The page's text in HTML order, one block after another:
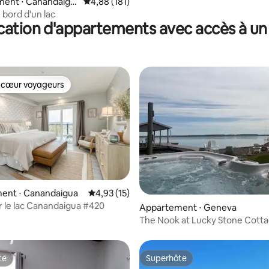
bord d'un lac
d'appartements avec accès à
la base de 50 commentaires : 4,96 sur 5
voyageurs
voyageurs
⋅ Canandaigua Évaluation moyenne sur la base de 15
4,93 (15)
le lac Canandaigua #420
Appartement ⋅ Geneva
The Nook at Lucky Stone
Superhôte
Superhôte